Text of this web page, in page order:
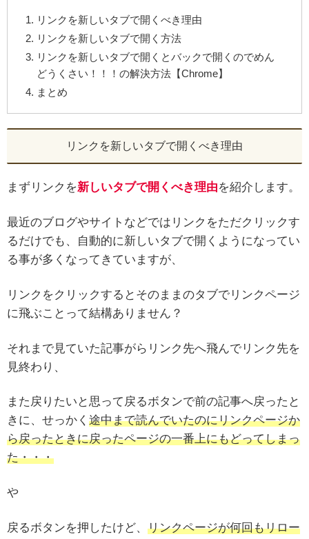
リンクを新しいタブで開くべき理由
リンクを新しいタブで開く方法
リンクを新しいタブで開くとバックで開くのでめん
どうくさい！！！の解決方法【Chrome】
まとめ
リンクを新しいタブで開くべき理由
まずリンクを新しいタブで開くべき理由を紹介します。
最近のブログやサイトなどではリンクをただクリックす
るだけでも、自動的に新しいタブで開くようになってい
る事が多くなってきていますが、
リンクをクリックするとそのままのタブでリンクページ
に飛ぶことって結構ありません？
それまで見ていた記事がらリンク先へ飛んでリンク先を
見終わり、
また戻りたいと思って戻るボタンで前の記事へ戻ったと
きに、せっかく 途中まで読んでいたのにリンクページか
ら戻ったときに戻ったページの一番上にもどってしまっ
た・・・
や
戻るボタンを押したけど、 リンクページが何回もリロー